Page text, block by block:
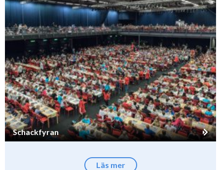
Schackfyran
Läs mer